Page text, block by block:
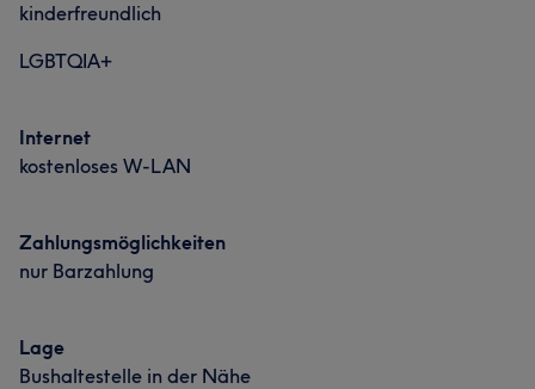
Rücksichtsvoll 25
kinderfreundlich
LGBTQIA+
Internet
kostenloses W-LAN
Zahlungsmöglichkeiten
nur Barzahlung
Lage
Bushaltestelle in der Nähe